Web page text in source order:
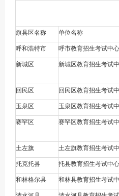
旗县区名称 单位名称
呼和浩特市 呼市教育招生考试中心
新城区 新城区教育招生考试
回民区 回民区教育招生考试
玉泉区 玉泉区教育招生考试
赛罕区 赛罕区教育招生考试
土左旗 土左旗教育招生考试
托克托县 托县教育招生考试中心
和林格尔县 和林县教育招生考试